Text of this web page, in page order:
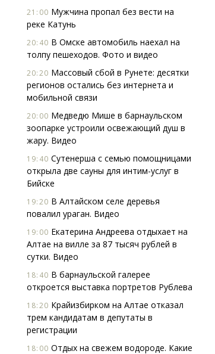
21:00 Мужчина пропал без вести на
реке Катунь
20:40 В Омске автомобиль наехал на
толпу пешеходов. Фото и видео
20:20 Массовый сбой в Рунете: десятки
регионов остались без интернета и
мобильной связи
20:00 Медведю Мише в барнаульском
зоопарке устроили освежающий душ в
жару. Видео
19:40 Сутенерша с семью помощницами
открыла две сауны для интим-услуг в
Бийске
19:20 В Алтайском селе деревья
повалил ураган. Видео
19:00 Екатерина Андреева отдыхает на
Алтае на вилле за 87 тысяч рублей в
сутки. Видео
18:40 В барнаульской галерее
откроется выставка портретов Рублева
18:20 Крайизбирком на Алтае отказал
трем кандидатам в депутаты в
регистрации
18:00 Отдых на свежем водороде. Какие